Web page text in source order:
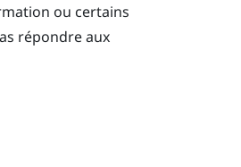
ou certains
répondre aux